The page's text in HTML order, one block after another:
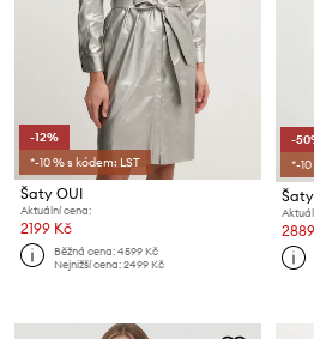
-12%
*-10 % s kódem: LST
Šaty OUI
Aktuální cena:
2199 Kč
Běžná cena:4599 Kč
Nejnižší cena:2499 Kč
-
*-